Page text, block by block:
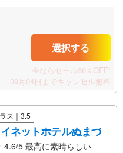
選択する
今ならセール36%OFF!
09月04日までキャンセル無料
ス｜3.5
ネットホテルぬまづ
4.6/5 最高に素晴らしい